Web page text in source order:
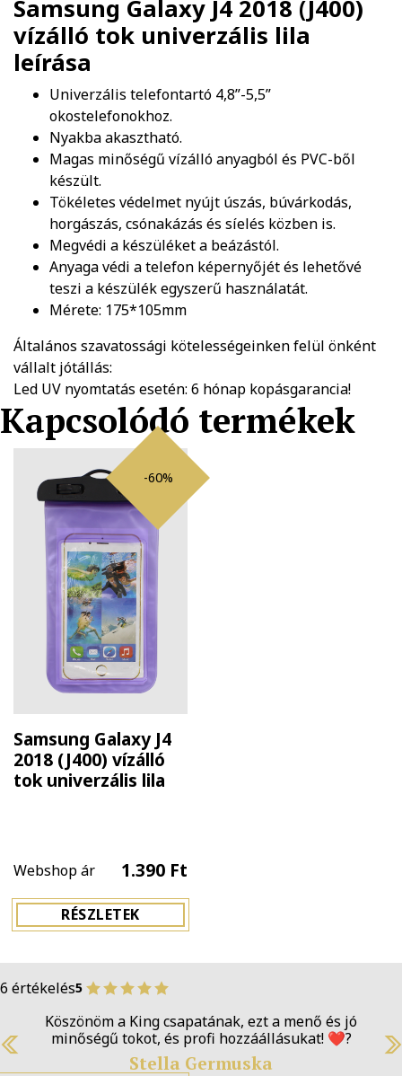
Samsung Galaxy J4 2018 (J400)
vízálló tok univerzális lila
leírása
Univerzális telefontartó 4,8”-5,5”
okostelefonokhoz.
Nyakba akasztható.
Magas minőségű vízálló anyagból és PVC-ből
készült.
Tökéletes védelmet nyújt úszás, búvárkodás,
horgászás, csónakázás és síelés közben is.
Megvédi a készüléket a beázástól.
Anyaga védi a telefon képernyőjét és lehetővé
teszi a készülék egyszerű használatát.
Mérete: 175*105mm
Általános szavatossági kötelességeinken felül önként
vállalt jótállás:
Led UV nyomtatás esetén: 6 hónap kopásgarancia!
Kapcsolódó termékek
-60%
Samsung Galaxy J4
2018 (J400) vízálló
tok univerzális lila
Webshop ár 1.390 Ft
RÉSZLETEK
6 értékelés5
Köszönöm a King csapatának, ezt a menő és jó
minőségű tokot, és profi hozzáállásukat! ❤️‍?
Stella Germuska
Previous